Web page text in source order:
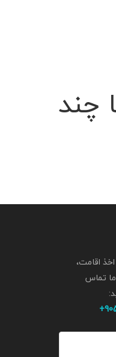
چند
اقامت،
تماس